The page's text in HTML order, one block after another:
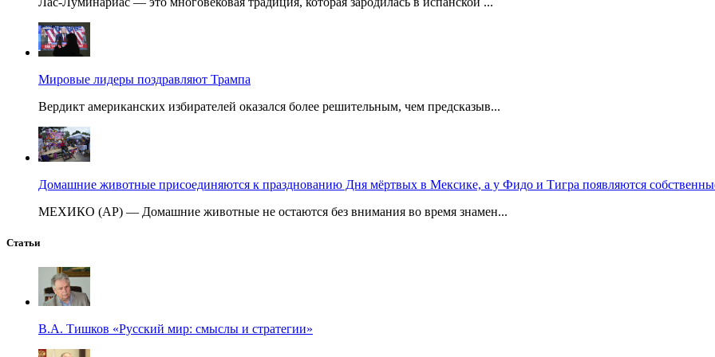
Мировые лидеры поздравляют Трампа
Вердикт американских избирателей оказался более решительным, чем предсказыв...
Домашние животные присоединяются к празднованию Дня мёртвых в Мексике, а у Фидо и Тигра появляются
МЕХИКО (AP) — Домашние животные не остаются без внимания во время знамен...
Статьи
В.А. Тишков «Русский мир: смыслы и стратегии»